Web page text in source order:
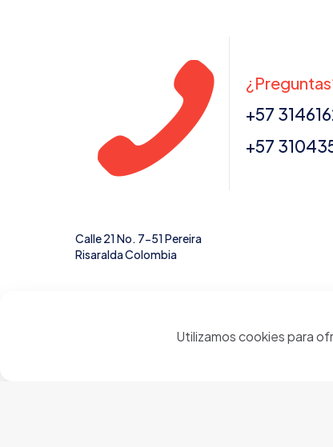
+57
+57
Calle 21 No. 7-51 Pereira
Risaralda Colombia
Utilizamos cookies para